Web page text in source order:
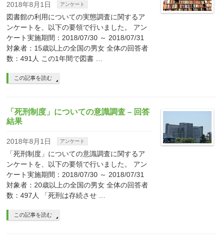
2018年8月1日 アンケート
図書館の利用についての実態調査に関するア
ンケートを、以下の要領で行いました。 アン
ケート実施期間：2018/07/30 ～ 2018/07/31
対象者：15歳以上の全国の男女 全体の回答者
数：491人 この1年間で図書 …
この記事を読む
「死刑制度」についての意識調査 – 回答
結果
2018年8月1日 アンケート
「死刑制度」についての意識調査に関するア
ンケートを、以下の要領で行いました。 アン
ケート実施期間：2018/07/30 ～ 2018/07/31
対象者：20歳以上の全国の男女 全体の回答者
数：497人 「死刑は存続させ …
この記事を読む